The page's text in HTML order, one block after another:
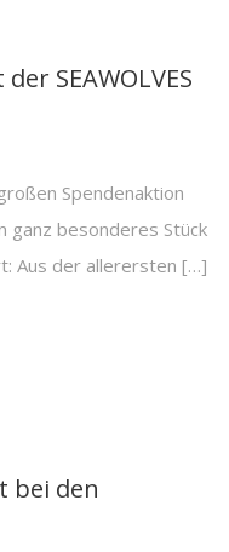
SEAWOLVES
Spendenaktion
ganz besonderes Stück
Aus der allerersten […]
bei den